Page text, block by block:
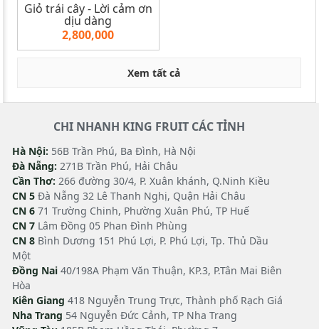
Giỏ trái cây - Lời cảm ơn
dịu dàng
2,800,000
Xem tất cả
CHI NHANH KING FRUIT CÁC TỈNH
Hà Nội: 56B Trần Phú, Ba Đình, Hà Nội
Đà Nẵng: 271B Trần Phú, Hải Châu
Cần Thơ: 266 đường 30/4, P. Xuân khánh, Q.Ninh Kiều
CN 5 Đà Nẵng 32 Lê Thanh Nghị, Quận Hải Châu
CN 6 71 Trường Chinh, Phường Xuân Phú, TP Huế
CN 7 Lâm Đồng 05 Phan Đình Phùng
CN 8 Bình Dương 151 Phú Lợi, P. Phú Lợi, Tp. Thủ Dầu
Một
Đồng Nai 40/198A Phạm Văn Thuận, KP.3, P.Tân Mai Biên
Hòa
Kiên Giang 418 Nguyễn Trung Trực, Thành phố Rạch Giá
Nha Trang 54 Nguyễn Đức Cảnh, TP Nha Trang